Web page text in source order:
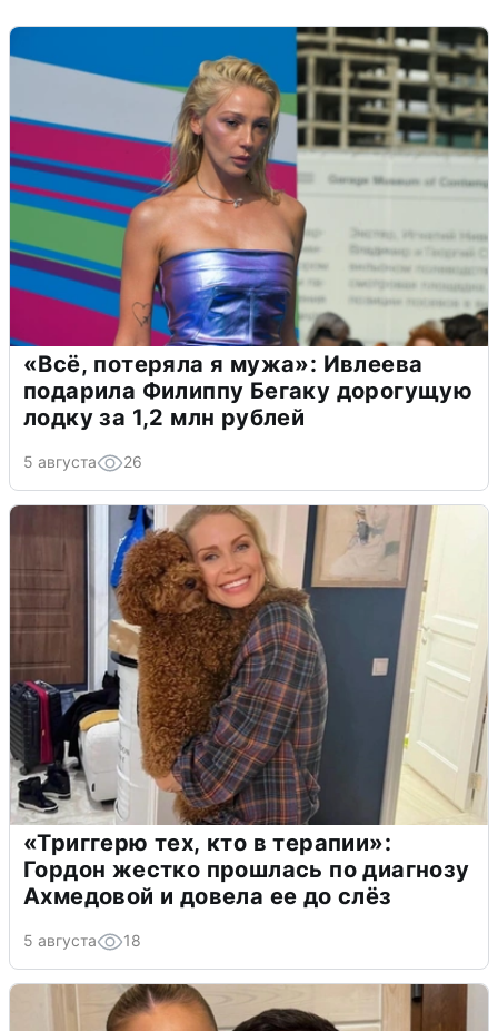
«Всё, потеряла я мужа»: Ивлеева
подарила Филиппу Бегаку дорогущую
лодку за 1,2 млн рублей
5 августа 26
«Триггерю тех, кто в терапии»:
Гордон жестко прошлась по диагнозу
Ахмедовой и довела ее до слёз
5 августа 18